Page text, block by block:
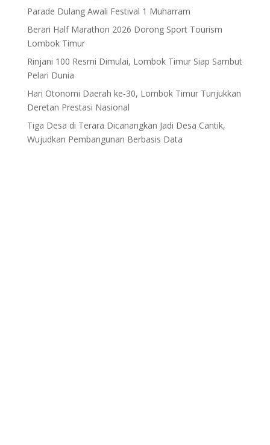
Parade Dulang Awali Festival 1 Muharram
Berari Half Marathon 2026 Dorong Sport Tourism
Lombok Timur
Rinjani 100 Resmi Dimulai, Lombok Timur Siap Sambut
Pelari Dunia
Hari Otonomi Daerah ke-30, Lombok Timur Tunjukkan
Deretan Prestasi Nasional
Tiga Desa di Terara Dicanangkan Jadi Desa Cantik,
Wujudkan Pembangunan Berbasis Data